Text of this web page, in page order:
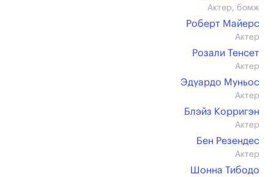
Актер, бомж
Роберт Майерс
Актер
Розали Тенсет
Актер
Эдуардо Муньос
Актер
Блэйз Корригэн
Актер
Бен Резендес
Актер
Шонна Тибодо